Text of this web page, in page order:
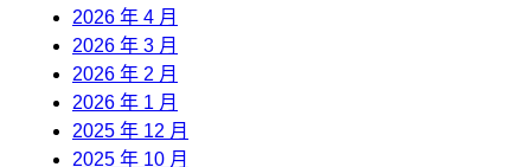
2026 年 4 月
2026 年 3 月
2026 年 2 月
2026 年 1 月
2025 年 12 月
2025 年 10 月